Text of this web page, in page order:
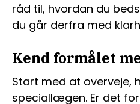
råd til, hvordan du
du går derfra med
Kend formålet
Start med at overveje,
speciallægen. Er det